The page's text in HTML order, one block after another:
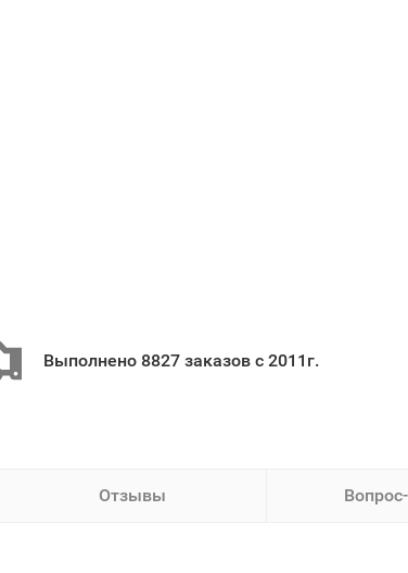
Выполнено 8827 заказов с 2011г.
Отзывы